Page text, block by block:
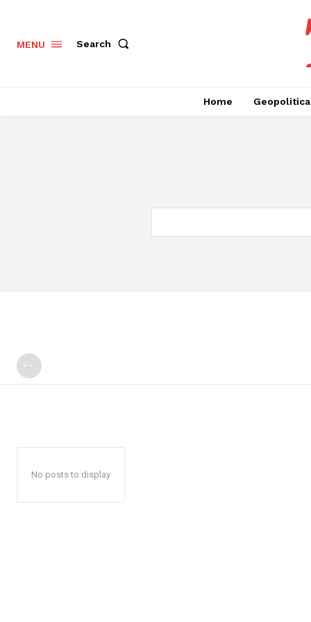
MENU Search
Home Geopolitica
No posts to display